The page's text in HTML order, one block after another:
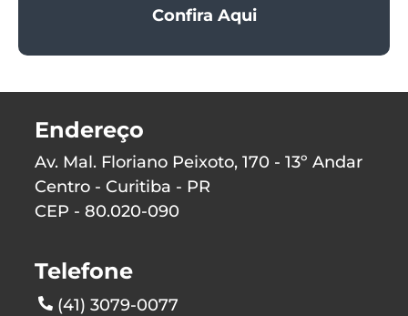
Confira Aqui
Endereço
Av. Mal. Floriano Peixoto, 170 - 13º Andar
Centro - Curitiba - PR
CEP - 80.020-090
Telefone
(41) 3079-0077